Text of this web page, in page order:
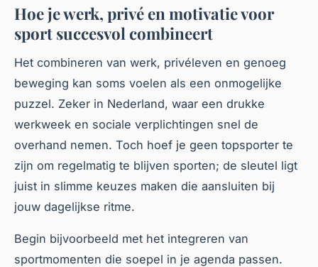
Hoe je werk, privé en motivatie voor
sport succesvol combineert
Het combineren van werk, privéleven en genoeg
beweging kan soms voelen als een onmogelijke
puzzel. Zeker in Nederland, waar een drukke
werkweek en sociale verplichtingen snel de
overhand nemen. Toch hoef je geen topsporter te
zijn om regelmatig te blijven sporten; de sleutel ligt
juist in slimme keuzes maken die aansluiten bij
jouw dagelijkse ritme.
Begin bijvoorbeeld met het integreren van
sportmomenten die soepel in je agenda passen.